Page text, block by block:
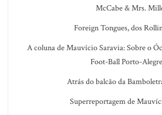
McCabe & Mrs.
Foreign Tongues, dos
A coluna de Mauvício Saravia: Sobre o
Foot-Ball Porto-
Atrás do balcão da
Superreportagem de